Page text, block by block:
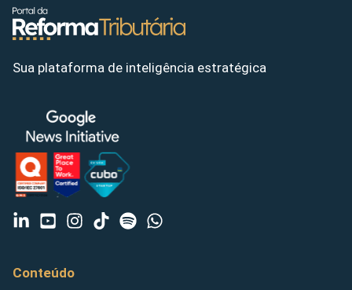
Sua plataforma de inteligência estratégica
Conteúdo